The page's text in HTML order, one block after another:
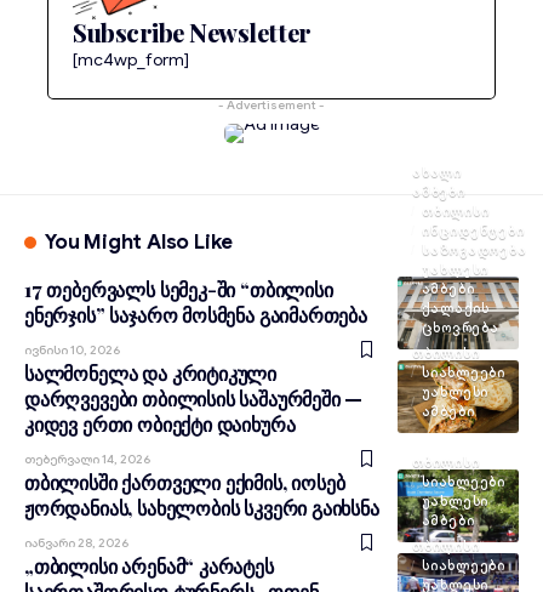
Subscribe Newsletter
[mc4wp_form]
- Advertisement -
You Might Also Like
ᲐᲮᲐᲚᲘ
ᲐᲛᲑᲔᲑᲘ
ᲗᲑᲘᲚᲘᲡᲘ
ᲘᲜᲪᲘᲓᲔᲜᲢᲔᲑᲘ
ᲡᲐᲖᲝᲒᲐᲓᲝᲔᲑᲐ
ᲣᲐᲮᲚᲔᲡᲘ
ᲐᲛᲑᲔᲑᲘ
ᲥᲐᲚᲐᲥᲘᲡ
ᲪᲮᲝᲕᲠᲔᲑᲐ
17 თებერვალს სემეკ-ში “თბილისი
ენერჯის” საჯარო მოსმენა გაიმართება
Ივნისი 10, 2026
ᲗᲑᲘᲚᲘᲡᲘ
ᲡᲘᲐᲮᲚᲔᲔᲑᲘ
ᲣᲐᲮᲚᲔᲡᲘ
ᲐᲛᲑᲔᲑᲘ
სალმონელა და კრიტიკული
დარღვევები თბილისის საშაურმეში —
კიდევ ერთი ობიექტი დაიხურა
Თებერვალი 14, 2026
ᲗᲑᲘᲚᲘᲡᲘ
ᲡᲘᲐᲮᲚᲔᲔᲑᲘ
ᲣᲐᲮᲚᲔᲡᲘ
ᲐᲛᲑᲔᲑᲘ
თბილისში ქართველი ექიმის, იოსებ
ჟორდანიას, სახელობის სკვერი გაიხსნა
Იანვარი 28, 2026
ᲗᲑᲘᲚᲘᲡᲘ
ᲡᲘᲐᲮᲚᲔᲔᲑᲘ
ᲣᲐᲮᲚᲔᲡᲘ
„თბილისი არენამ“ კარატეს